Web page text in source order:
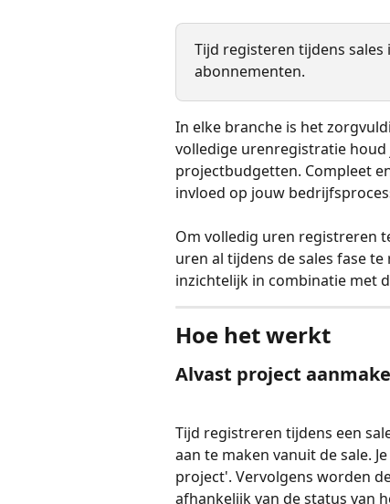
Tijd registeren tijdens sales
abonnementen.
In elke branche is het
volledige urenregistratie
projectbudgetten. Compleet
invloed op jouw
Om volledig uren registreren
uren al tijdens de sales fase
inzichtelijk in combinatie met
Hoe het werkt
Alvast project
Tijd registreren tijdens een
aan te maken vanuit de sale.
project'. Vervolgens worden
afhankelijk van de status van